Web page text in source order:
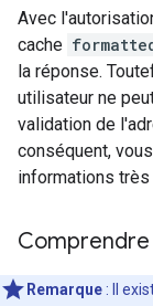
Avec
cache
la réponse.
utilisateur ne
validation de
conséquent,
informations
Remarque : Il